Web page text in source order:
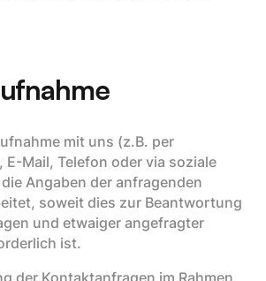
mit uns (z.B. per
E-Mail, Telefon oder via soziale
Angaben der anfragenden
soweit dies zur Beantwortung
und etwaiger angefragter
ist.